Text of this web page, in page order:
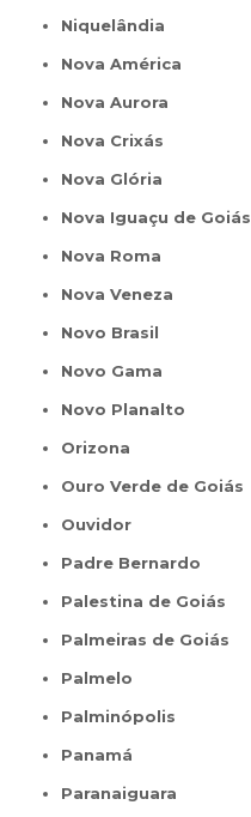
Niquelândia
Nova América
Nova Aurora
Nova Crixás
Nova Glória
Nova Iguaçu de Goiás
Nova Roma
Nova Veneza
Novo Brasil
Novo Gama
Novo Planalto
Orizona
Ouro Verde de Goiás
Ouvidor
Padre Bernardo
Palestina de Goiás
Palmeiras de Goiás
Palmelo
Palminópolis
Panamá
Paranaiguara